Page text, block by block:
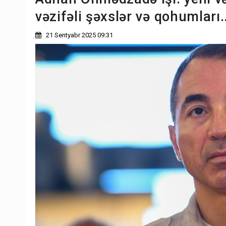
vəzifəli şəxslər və
21 Sentyabr 2025 09:31